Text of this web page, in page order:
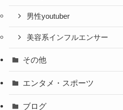
男性youtuber
美容系インフルエンサー
その他
エンタメ・スポーツ
ブログ